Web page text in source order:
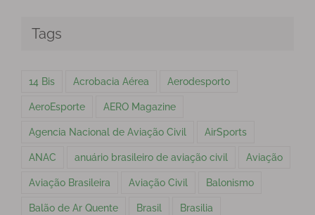
Tags
14 Bis Acrobacia Aérea Aerodesporto
AeroEsporte AERO Magazine
Agencia Nacional de Aviação Civil AirSports
ANAC anuário brasileiro de aviação civil Aviação
Aviação Brasileira Aviação Civil Balonismo
Balão de Ar Quente Brasil Brasilia